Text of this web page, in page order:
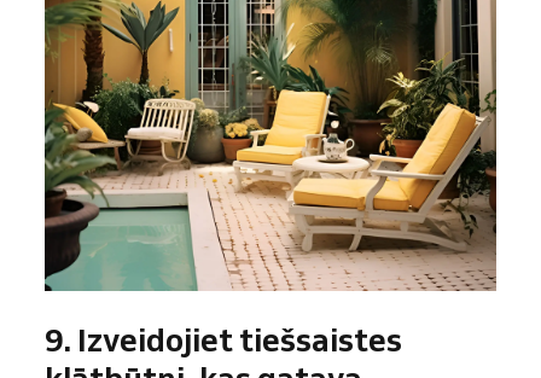
9. Izveidojiet tiešsaistes